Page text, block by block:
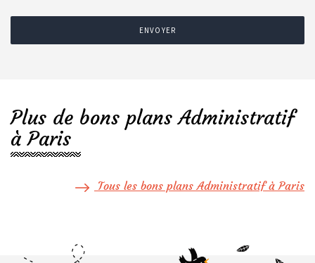
ENVOYER
Plus de bons plans Administratif
à Paris
Tous les bons plans Administratif à Paris